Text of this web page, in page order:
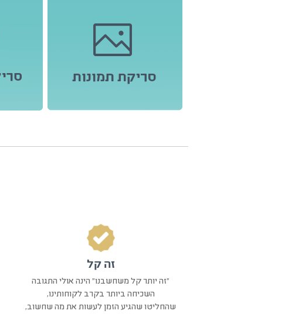
זה קל
"זה יותר קל משחשבנו" הינה אולי התגובה
השכיחה ביותר בקרב לקוחותינו,
שהחליטו שהגיע הזמן לעשות את מה שחשוב,